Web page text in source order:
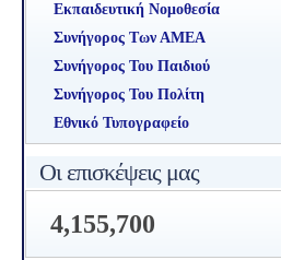
Εκπαιδευτική Νομοθεσία
Συνήγορος Των ΑΜΕΑ
Συνήγορος Του Παιδιού
Συνήγορος Του Πολίτη
Εθνικό Τυπογραφείο
Οι επισκέψεις μας
4,155,700